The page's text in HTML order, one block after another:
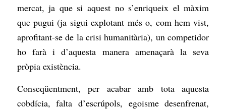
mercat, ja que si aquest no s’enriqueix el màxim
que pugui (ja sigui explotant més o, com hem vist,
aprofitant-se de la crisi humanitària), un competidor
ho farà i d’aquesta manera amenaçarà la seva
pròpia existència.
Conseqüentment, per acabar amb tota aquesta
cobdícia, falta d’escrúpols, egoisme desenfrenat,